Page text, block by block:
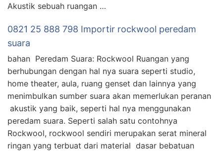
Akustik sebuah ruangan …
0821 25 888 798 Importir rockwool peredam
suara
bahan Peredam Suara: Rockwool Ruangan yang
berhubungan dengan hal nya suara seperti studio,
home theater, aula, ruang genset dan lainnya yang
menimbulkan sumber suara akan memerlukan peranan
akustik yang baik, seperti hal nya menggunakan
peredam suara. Seperti salah satu contohnya
Rockwool, rockwool sendiri merupakan serat mineral
ringan yang terbuat dari material dasar bebatuan